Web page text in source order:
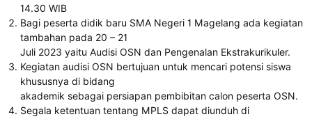
a
g
14.30 WIB
Bagi peserta didik baru SMA Negeri 1 Magelang ada kegiatan
tambahan pada 20 – 21
Juli 2023 yaitu Audisi OSN dan Pengenalan Ekstrakurikuler.
Kegiatan audisi OSN bertujuan untuk mencari potensi siswa
khususnya di bidang
akademik sebagai persiapan pembibitan calon peserta OSN.
Segala ketentuan tentang MPLS dapat diunduh di